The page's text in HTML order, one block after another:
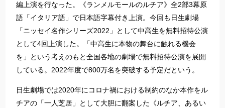
編上演を行なった。《ランメルモールのルチア》全2部3幕原
語「イタリア語」で日本語字幕付き上演。今回も日生劇場
「ニッセイ名作シリーズ2022」として中高生を無料招待公演
として4回上演した。「中高生に本物の舞台に触れる機会
を」という考えのもと全国各地の劇場で無料招待公演を展開
している。2022年度で800万名を突破する予定だという。
日生劇場では2020年にコロナ禍における制約のなか本作をル
チアの「一人芝居」として大胆に翻案した《ルチア、あるい